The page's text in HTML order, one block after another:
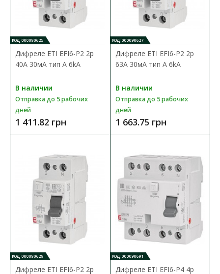
Дифреле ЕТІ EFI-4 4P 63А 30мА тип AC 10kA
Доступность: В наличии
Отправка до 5 рабочих дней
Дифференцированные реле УЗО (УЗО) ETI серии EFI
применяются в целях защиты от поражения электрически..
3 416.73 грн
КОД: 000090625
Дифреле ЕТІ EFI6-P2 2p
40А 30мА тип A 6kA
В наличии
Отправка до 5 рабочих
дней
1 411.82 грн
КОД: 000090627
Дифреле ЕТІ EFI6-P2 2p
63А 30мА тип A 6kA
В наличии
Отправка до 5 рабочих
дней
1 663.75 грн
КОД: 000090629
Дифреле ЕТІ EFI6-P2 2p
КОД: 000090691
Дифреле ЕТІ EFI6-P4 4p